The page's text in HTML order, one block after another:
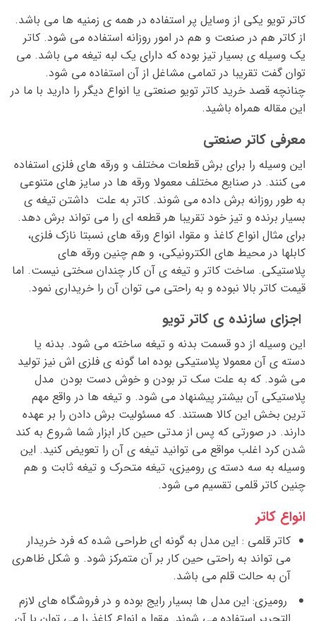
کاتر تویو یکی از وسایل پر استفاده در همه ی زمنیه ها می باشد.
از کاتر هم در صنعت و هم در امور روزانه استفاده می شود. کاتر
یک وسیله ی بسیار تیز بوده که دارای یک لبه تیغه می باشد. می
توان گفت تقریبا در تمامی مشاغل از آن استفاده می شود.
چنانچه قصد خرید کاتر تویو صنعتی یا انواع دیگر را دارید با ما در
این مقاله همراه باشید.
معرفی کاتر صنعتی
این وسیله را برای برش قطعات مختلف و ورقه های فلزی استفاده
می کنند. در صنایع مختلف معمولا ورقه ها در سایز های متنوعی
به طور روزانه برش داده می شوند. کاتر به علت داشتن تیغه ی
بسیار برنده و تیز خود تقریبا هر قطعه ای را می تواند برش دهد.
برای مثال انواع کاغذ و مقوا، انواع ورقه های نسبتا نازک فلزی،
کابلها در محیط های الکترونیکی، و هم چنین ورقه های
پلاستیکی. ساخت کاتر و تیغه ی آن کار چندان سختی نیست. اما
قیمت کاتر بالا نبوده و به راحتی می توان آن را خریداری نمود.
اجزای سازنده ی کاتر تویو
این وسیله از دو قسمت بدنه و تیغه ساخته می شود. بدنه یا
دسته ی آن معمولا پلاستیکی بوده اما گونه ی فلزی اش نیز تولید
می شود. که به علت سک تر بودن و خوش دست بودن مدل
پلاستیکی آن بیشتر پیشنهاد می شود. و تیغه ها در واقع مهم
ترین بخش این کالا هستند. که مسئولیت برش دادن را بر عهده
دارند. در صورتی که پس از مدتی حین کار ابزار شما شروع به کند
شدن کرد اغلب مواقع می توانید تیغه ی آن را تعویض کنید. این
وسیله به سه دسته ی رومیزی، تیغه متحرک و تیغه ثابت و هم
چنین کاتر قلمی تقسیم می شود.
انواع کاتر
کاتر قلمی : این مدل به گونه ای طراحی شده که فرد خریدار
می تواند به راحتی حین کار بر آن متمرکز شود. و شکل ظاهری
آن به حالت قلم می باشد.
رومیزی: این مدل ها بسیار رایج بوده و در فروشگاه های لازم